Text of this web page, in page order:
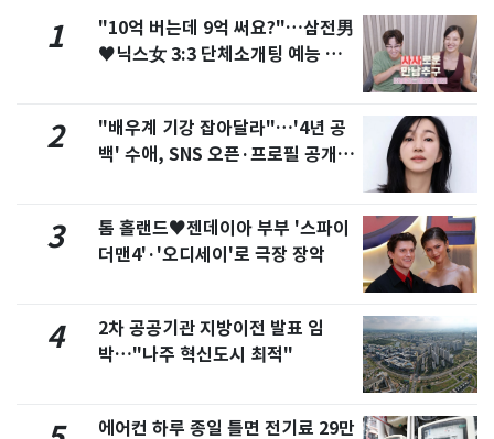
1
"10억 버는데 9억 써요?"…삼전男
♥닉스女 3:3 단체소개팅 예능 화
2
"배우계 기강 잡아달라"…'4년 공
백' 수애, SNS 오픈·프로필 공개
3
톰 홀랜드♥젠데이아 부부 '스파이
더맨4'·'오디세이'로 극장 장악
4
2차 공공기관 지방이전 발표 임
박…"나주 혁신도시 최적"
에어컨 하루 종일 틀면 전기료 29만